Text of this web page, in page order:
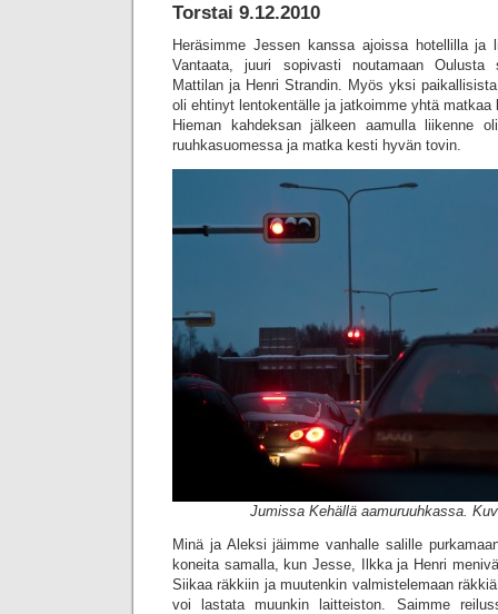
Torstai 9.12.2010
Heräsimme Jessen kanssa ajoissa hotellilla ja
Vantaata, juuri sopivasti noutamaan Oulusta
Mattilan ja Henri Strandin. Myös yksi
oli ehtinyt lentokentälle ja jatkoimme yhtä
Hieman kahdeksan jälkeen aamulla liikenne
ruuhkasuomessa ja matka kesti hyvän tovin.
Jumissa Kehällä aamuruuhkassa.
Minä ja Aleksi jäimme vanhalle salille
koneita samalla, kun Jesse, Ilkka ja Henri
Siikaa räkkiin ja muutenkin valmistelemaan
voi lastata muunkin laitteiston. Saimme